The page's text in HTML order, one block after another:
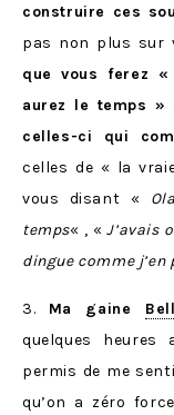
construire ces
pas non plus sur
que vous ferez
aurez le temps »
celles-ci qui
celles de « la
vous disant «
temps« , «J’avais
dingue comme
3. Ma gaine
quelques heures
permis de me
qu’on a zéro